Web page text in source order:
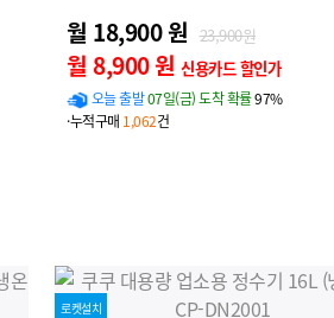
월 18,900 원 23,900원
월 8,900 원 신용카드 할인가
오늘 출발07일(금) 도착 확률97%
·누적구매 1,062건
로켓설치